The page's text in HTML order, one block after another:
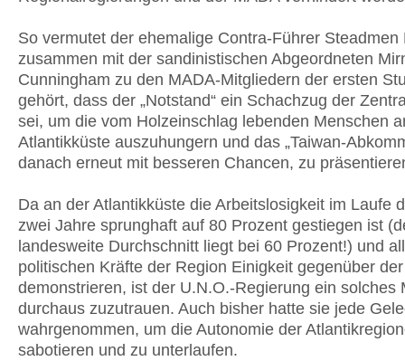
So vermutet der ehemalige Contra-Führer Steadmen
zusammen mit der sandinistischen Abgeordneten
Cunningham zu den MADA-Mitgliedern der ersten
gehört, dass der „Notstand“ ein Schachzug der
sei, um die vom Holzeinschlag lebenden Menschen
Atlantikküste auszuhungern und das „Taiwan-
danach erneut mit besseren Chancen, zu
Da an der Atlantikküste die Arbeitslosigkeit im Laufe
zwei Jahre sprunghaft auf 80 Prozent gestiegen ist
landesweite Durchschnitt liegt bei 60 Prozent!) und
politischen Kräfte der Region Einigkeit gegenüber
demonstrieren, ist der U.N.O.-Regierung ein solches
durchaus zuzutrauen. Auch bisher hatte sie jede
wahrgenommen, um die Autonomie der
sabotieren und zu unterlaufen.